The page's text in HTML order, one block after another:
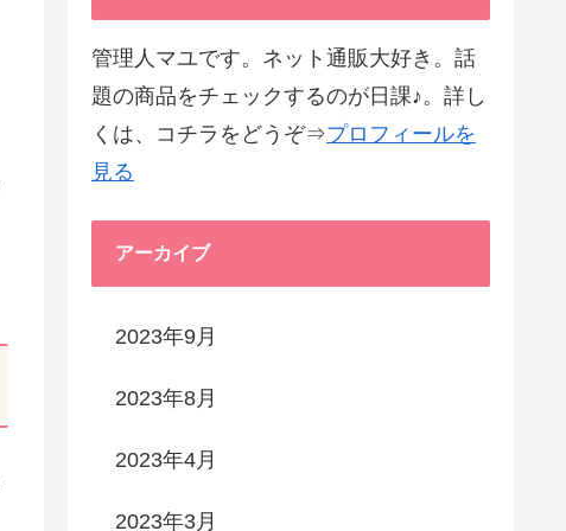
管理人マユです。ネット通販大好き。話
題の商品をチェックするのが日課♪。詳し
くは、コチラをどうぞ⇒プロフィールを
見る
アーカイブ
2023年9月
2023年8月
2023年4月
2023年3月